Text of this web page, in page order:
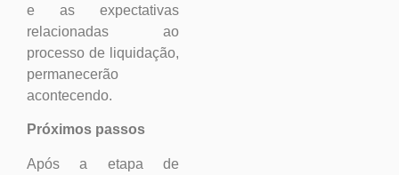
e as expectativas
relacionadas ao
processo de liquidação,
permanecerão
acontecendo.
Próximos passos
Após a etapa de